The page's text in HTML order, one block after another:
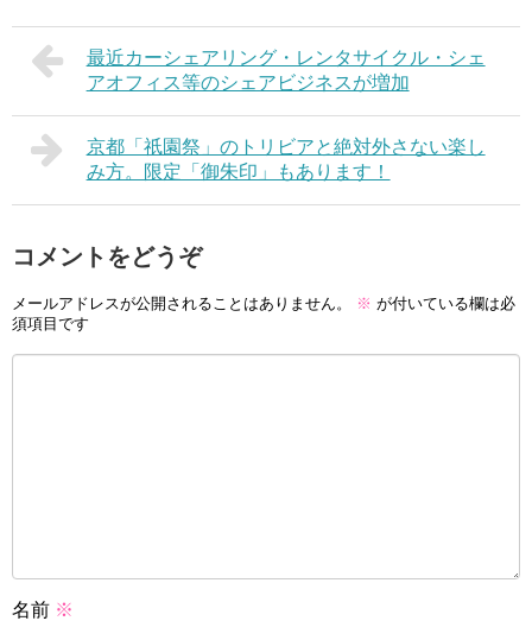
最近カーシェアリング・レンタサイクル・シェ
アオフィス等のシェアビジネスが増加
京都「祇園祭」のトリビアと絶対外さない楽し
み方。限定「御朱印」もあります！
コメントをどうぞ
メールアドレスが公開されることはありません。 ※ が付いている欄は必
須項目です
名前 ※